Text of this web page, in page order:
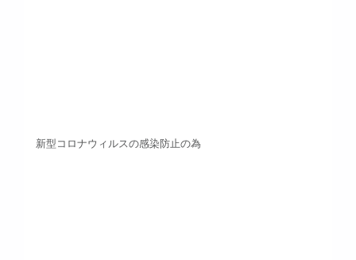
新型コロナウィルスの感染防止の為